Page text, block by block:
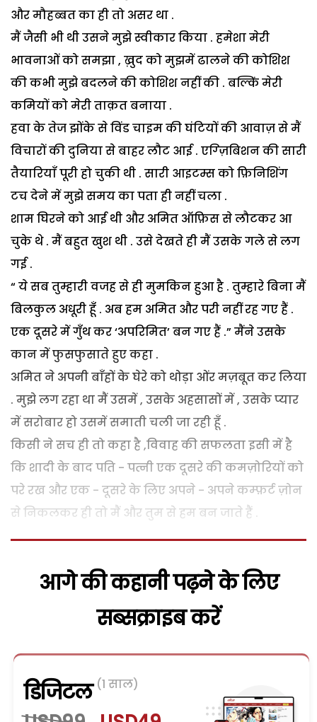
और मौहब्बत का ही तो असर था .
मैं जैसी भी थी उसने मुझे स्वीकार किया . हमेशा मेरी
भावनाओं को समझा , ख़ुद को मुझमें ढालने की कोशिश
की कभी मुझे बदलने की कोशिश नहीं की . बल्किं मेरी
कमियों को मेरी ताक़त बनाया .
हवा के तेज झोंके से विंड चाइम की घंटियों की आवाज़ से मैं
विचारों की दुनिया से बाहर लौट आई . एग्ज़िबिशन की सारी
तैयारियाँ पूरी हो चुकी थी . सारी आइटम्स को फ़िनिशिंग
टच देने में मुझे समय का पता ही नहीं चला .
शाम घिरने को आई थी और अमित ऑफ़िस से लौटकर आ
चुके थे . मैं बहुत खुश थी . उसे देखते ही मैं उसके गले से लग
गई .
“ ये सब तुम्हारी वजह से ही मुमकिन हुआ है . तुम्हारे बिना मैं
बिलकुल अधूरी हूँ . अब हम अमित और परी नहीं रह गए हैं .
एक दूसरे में गुँथ कर ‘अपरिमित’ बन गए हैं .” मैंने उसके
कान में फुसफुसाते हुए कहा .
अमित ने अपनी बाँहों के घेरे को थोड़ा ओंर मज़बूत कर लिया
. मुझे लग रहा था मैं उसमें , उसके अहसासों में , उसके प्यार
में सरोबार हो उसमें समाती चली जा रही हूँ .
किसी ने सच ही तो कहा है ,विवाह की सफलता इसी में है
कि शादी के बाद पति - पत्नी एक दूसरे की कमज़ोरियों को
परे रख और एक - दूसरे के लिए अपने - अपने कम्फ़र्ट ज़ोन
से निकलकर ही तो मैं और तुम से हम बन जाते हैं .
आगे की कहानी पढ़ने के लिए
सब्सक्राइब करें
डिजिटल (1 साल)